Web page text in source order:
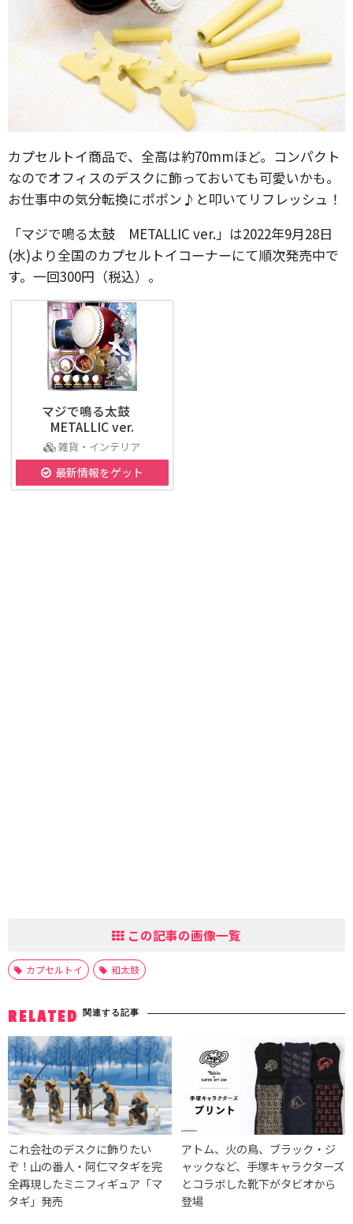
カプセルトイ商品で、全高は約70mmほど。コンパクト
なのでオフィスのデスクに飾っておいても可愛いかも。
お仕事中の気分転換にポポン♪と叩いてリフレッシュ！
「マジで鳴る太鼓 METALLIC ver.」は2022年9月28日
(水)より全国のカプセルトイコーナーにて順次発売中で
す。一回300円（税込）。
マジで鳴る太鼓
METALLIC ver.
雑貨・インテリア
最新情報をゲット
この記事の画像一覧
カプセルトイ 和太鼓
RELATED 関連する記事
これ会社のデスクに飾りたい
ぞ！山の番人・阿仁マタギを完
全再現したミニフィギュア「マ
タギ」発売
アトム、火の鳥、ブラック・ジ
ャックなど、手塚キャラクターズ
とコラボした靴下がタビオから
登場